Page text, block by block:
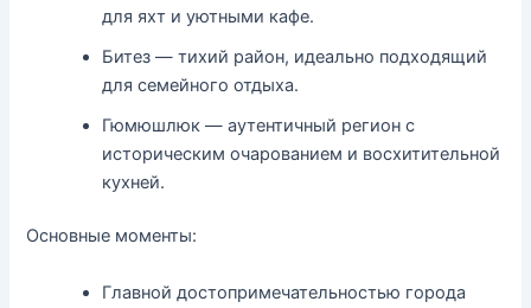
для яхт и уютными кафе.
Битез — тихий район, идеально подходящий
для семейного отдыха.
Гюмюшлюк — аутентичный регион с
историческим очарованием и восхитительной
кухней.
Основные моменты:
Главной достопримечательностью города